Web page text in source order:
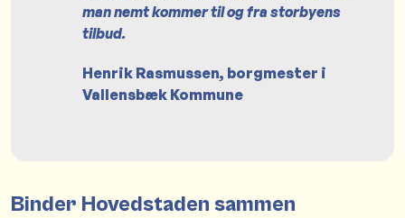
man nemt kommer til og fra storbyens
tilbud.
Henrik Rasmussen, borgmester i
Vallensbæk Kommune
Binder Hovedstaden sammen